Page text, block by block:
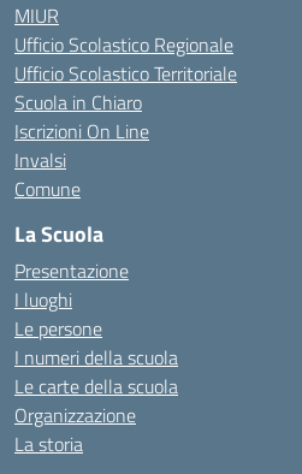
MIUR
Ufficio Scolastico Regionale
Ufficio Scolastico Territoriale
Scuola in Chiaro
Iscrizioni On Line
Invalsi
Comune
La Scuola
Presentazione
I luoghi
Le persone
I numeri della scuola
Le carte della scuola
Organizzazione
La storia